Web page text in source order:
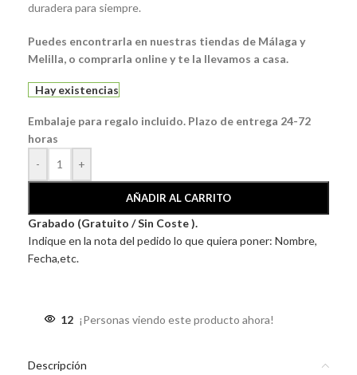
duradera para siempre.
Puedes encontrarla en nuestras tiendas de Málaga y
Melilla, o comprarla online y te la llevamos a casa.
Hay existencias
Embalaje para regalo incluido. Plazo de entrega 24-72
horas
-
+
AÑADIR AL CARRITO
Grabado (Gratuito / Sin Coste ).
Indique en la nota del pedido lo que quiera poner: Nombre,
Fecha,etc.
12 ¡Personas viendo este producto ahora!
Descripción